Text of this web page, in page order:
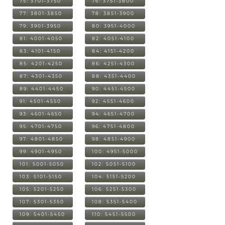
77: 3801-3850 78: 3851-3900
79: 3901-3950 80: 3951-4000
81: 4001-4050 82: 4051-4100
83: 4101-4150 84: 4151-4200
85: 4201-4250 86: 4251-4300
87: 4301-4350 88: 4351-4400
89: 4401-4450 90: 4451-4500
91: 4501-4550 92: 4551-4600
93: 4601-4650 94: 4651-4700
95: 4701-4750 96: 4751-4800
97: 4801-4850 98: 4851-4900
99: 4901-4950 100: 4951-5000
101: 5001-5050 102: 5051-5100
103: 5101-5150 104: 5151-5200
105: 5201-5250 106: 5251-5300
107: 5301-5350 108: 5351-5400
109: 5401-5450 110: 5451-5500